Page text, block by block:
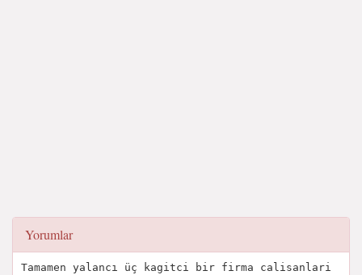
Yorumlar
Tamamen yalancı üç kagitci bir firma calisanlari